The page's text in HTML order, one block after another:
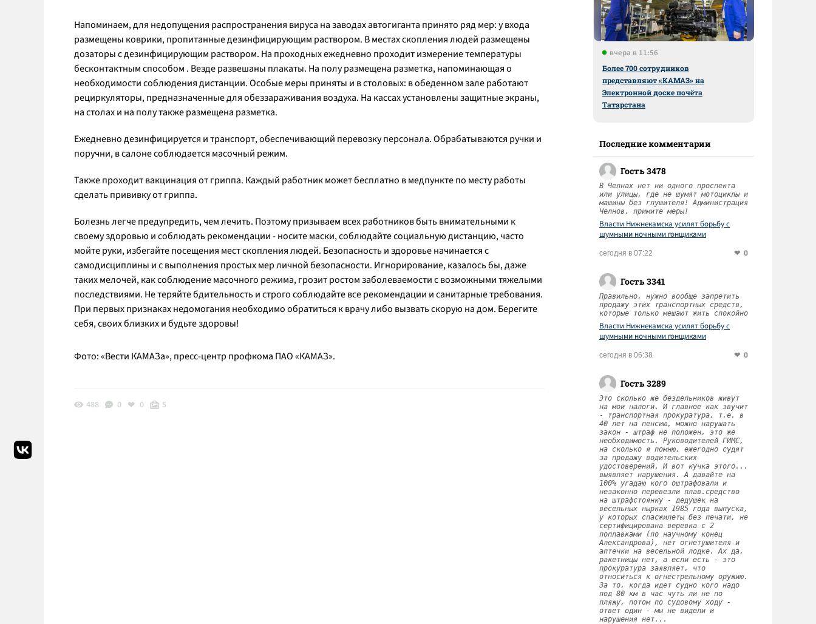
Напоминаем, для недопущения распространения вируса на заводах автогиганта принято ряд мер: у входа
размещены коврики, пропитанные дезинфицирующим раствором. В местах скопления людей размещены
дозаторы с дезинфицирующим раствором. На проходных ежедневно проходит измерение температуры
бесконтактным способом . Везде развешаны плакаты. На полу размещена разметка, напоминающая о
необходимости соблюдения дистанции. Особые меры приняты и в столовых: в обеденном зале работают
рециркуляторы, предназначенные для обеззараживания воздуха. На кассах установлены защитные экраны,
на столах и на полу также размещена разметка.
Ежедневно дезинфицируется и транспорт, обеспечивающий перевозку персонала. Обрабатываются ручки и
поручни, в салоне соблюдается масочный режим.
Также проходит вакцинация от гриппа. Каждый работник может бесплатно в медпункте по месту работы
сделать прививку от гриппа.
Болезнь легче предупредить, чем лечить. Поэтому призываем всех работников быть внимательными к
своему здоровью и соблюдать рекомендации - носите маски, соблюдайте социальную дистанцию, часто
мойте руки, избегайте посещения мест скопления людей. Безопасность и здоровье начинается с
самодисциплины и с выполнения простых мер личной безопасности. Игнорирование, казалось бы, даже
таких мелочей, как соблюдение масочного режима, грозит ростом заболеваемости с возможными тяжелыми
последствиями. Не теряйте бдительность и строго соблюдайте все рекомендации и санитарные требования.
При первых признаках недомогания необходимо обратиться к врачу либо вызвать скорую на дом. Берегите
себя, своих близких и будьте здоровы!
Фото: «Вести КАМАЗа», пресс-центр профкома ПАО «КАМАЗ».
488 0 0 5
вчера в 11:56
Более 700 сотрудников
представляют «КАМАЗ» на
Электронной доске почёта
Татарстана
Последние комментарии
Гость 3478
В Челнах нет ни одного проспекта
или улицы, где не шумят мотоциклы и
машины без глушителя! Администрация
Челнов, примите меры!
Власти Нижнекамска усилят борьбу с
шумными ночными гонщиками
сегодня в 07:22 0
Гость 3341
Правильно, нужно вообще запретить
продажу этих транспортных средств,
которые только мешают жить спокойно
Власти Нижнекамска усилят борьбу с
шумными ночными гонщиками
сегодня в 06:38 0
Гость 3289
Это сколько же бездельников живут
на мои налоги. И главное как звучит
- транспортная прокуратура, т.е. в
40 лет на пенсию, можно нарушать
закон - штраф не положен, это же
необходимость. Руководителей ГИМС,
на сколько я помню, ежегодно судят
за продажу водительских
удостоверений. И вот кучка этого...
выявляет нарушения. А давайте на
100% угадаю кого оштрафовали и
незаконно перевезли плав.средство
на штрафстоянку - дедушек на
весельных нырках 1985 года выпуска,
у которых спасжилеты без печати, не
сертифицирована веревка с 2
поплавками (по научному конец
Александрова), нет огнетушителя и
аптечки на весельной лодке. Ах да,
ракетницы нет, а если есть - это
прокуратура заявляет, что
относиться к огнестрельному оружию.
За то, когда идет судно кого надо
под 80 км в час чуть ли не по
пляжу, потом по судовому ходу -
ответ один - мы не видели и
нарушения нет...